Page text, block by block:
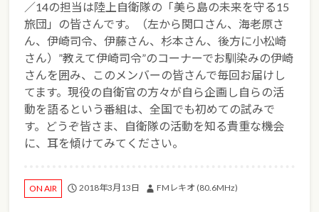
／14の担当は陸上自衛隊の「美ら島の未来を守る15
旅団」の皆さんです。（左から関口さん、海老原さ
ん、伊崎司令、伊藤さん、杉本さん、後方に小松崎
さん）”教えて伊崎司令”のコーナーでお馴染みの伊崎
さんを囲み、このメンバーの皆さんで毎回お届けし
てます。現役の自衛官の方々が自ら企画し自らの活
動を語るという番組は、全国でも初めての試みで
す。どうぞ皆さま、自衛隊の活動を知る貴重な機会
に、耳を傾けてみてください。
ON AIR 2018年3月13日 FMレキオ (80.6MHz)